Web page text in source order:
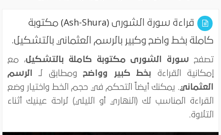
قراءة سورة الشورى (Ash-Shura) مكتوبة
كاملة بخط واضح وكبير بالرسم العثماني بالتشكيل.
تصفح سورة الشورى مكتوبة كاملة بالتشكيل، مع
إمكانية القراءة بخط كبير وواضحومطابق لـ
الرسم
العثماني . يمكنك أيضاً التحكم في حجم الخط واختيار وضع
القراءة المناسب لك (النهاري أو الليلي) لراحة عينيك أثناء
التلاوة.